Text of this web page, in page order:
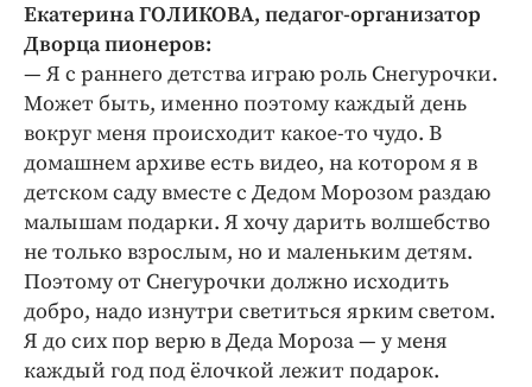
Екатерина ГОЛИКОВА, педагог-организатор
Дворца пионеров:
— Я с раннего детства играю роль Снегурочки.
Может быть, именно поэтому каждый день
вокруг меня происходит какое-то чудо. В
домашнем архиве есть видео, на котором я в
детском саду вместе с Дедом Морозом раздаю
малышам подарки. Я хочу дарить волшебство
не только взрослым, но и маленьким детям.
Поэтому от Снегурочки должно исходить
добро, надо изнутри светиться ярким светом.
Я до сих пор верю в Деда Мороза — у меня
каждый год под ёлочкой лежит подарок.